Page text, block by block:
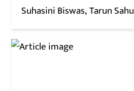
Suhasini Biswas Tarun Sahu